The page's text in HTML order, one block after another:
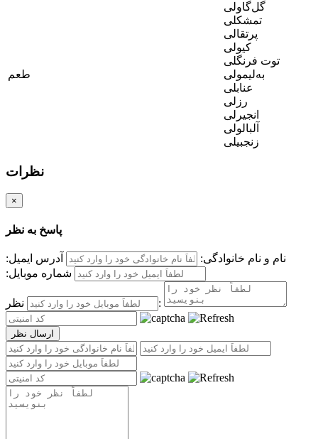
طعم
گل‌گاولی
تمشکلی
پرتقالی
کیولی
توت فرنگلی
به‌لیمولی
عنابلی
رزلی
انجیرلی
آلبالولی
زنجبیلی
نظرات
×
پاسخ به نظر
نام و نام خانوادگی:
آدرس ایمیل:
شماره موبایل:
نظر: